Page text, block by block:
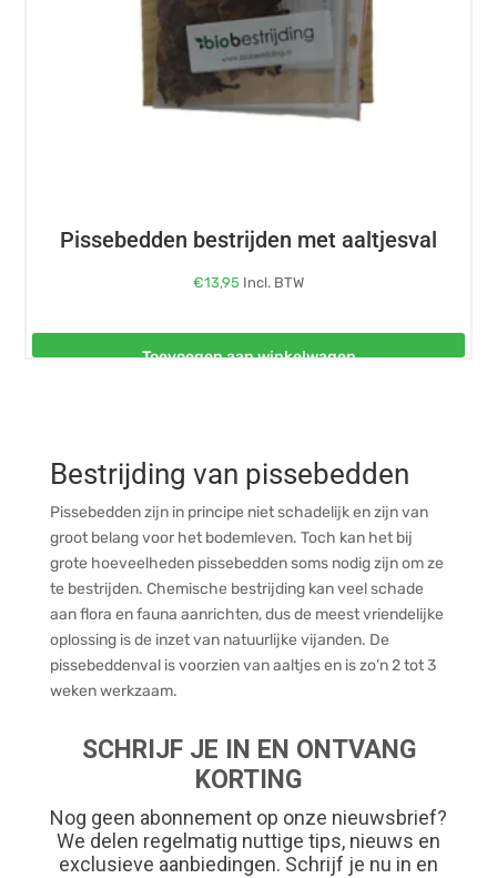
Pissebedden bestrijden met aaltjesval
€13,95 Incl. BTW
Toevoegen aan winkelwagen
Bestrijding van pissebedden
Pissebedden zijn in principe niet schadelijk en zijn van
groot belang voor het bodemleven. Toch kan het bij
grote hoeveelheden pissebedden soms nodig zijn om ze
te bestrijden. Chemische bestrijding kan veel schade
aan flora en fauna aanrichten, dus de meest vriendelijke
oplossing is de inzet van natuurlijke vijanden. De
pissebeddenval is voorzien van aaltjes en is zo’n 2 tot 3
weken werkzaam.